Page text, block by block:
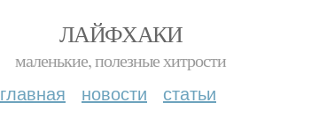
ЛАЙФХАКИ
маленькие, полезные хитрости
главная новости статьи